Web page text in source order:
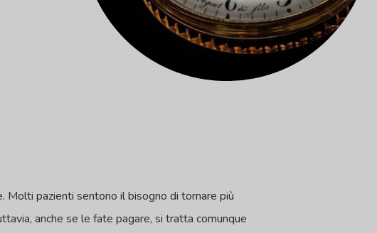
Molti pazienti sentono il bisogno di tornare più
anche se le fate pagare, si tratta comunque